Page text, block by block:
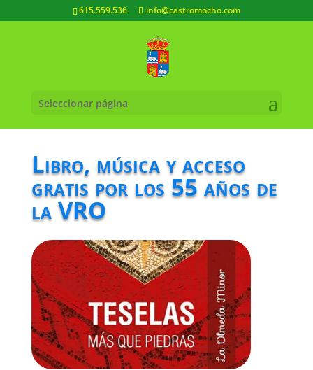
615.559.536 info@castromocho.com
Seleccionar página
Libro, música y acceso
gratis por los 55 años de
la VRO